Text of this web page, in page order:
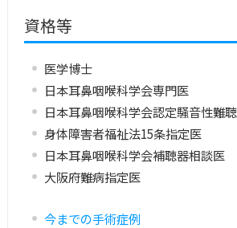
資格等
医学博士
日本耳鼻咽喉科学会専門医
日本耳鼻咽喉科学会認定騒音性難
身体障害者福祉法15条指定医
日本耳鼻咽喉科学会補聴器相談医
大阪府難病指定医
今までの手術症例